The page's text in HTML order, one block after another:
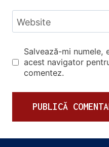
Website
Salvează-mi numele,
acest navigator
comentez.